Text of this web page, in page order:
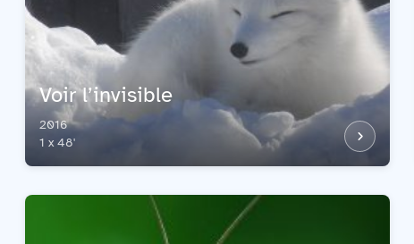
Voir l’invisible
2016
1 x 48'